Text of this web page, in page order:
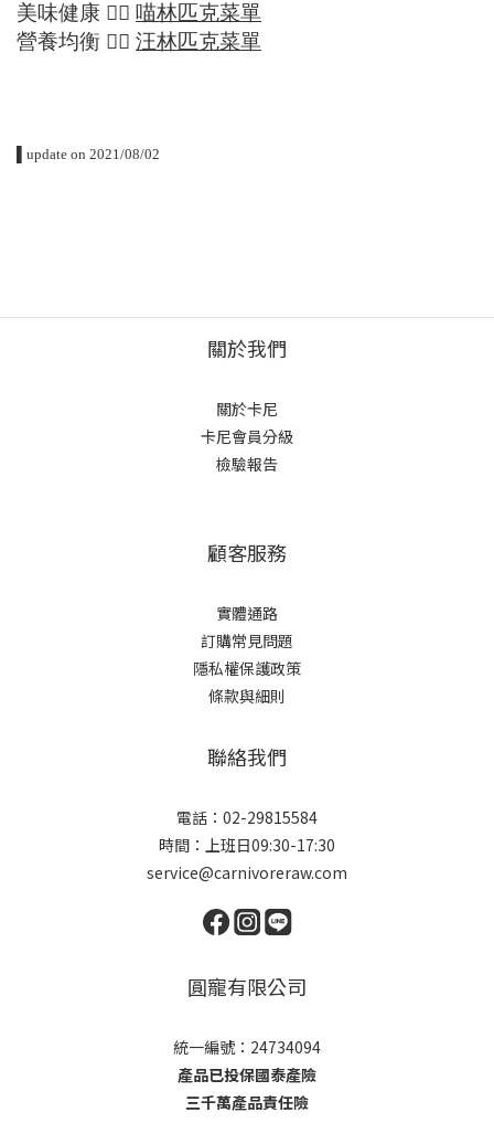
美味健康 👉🏻 喵林匹克菜單
營養均衡 👉🏻 汪林匹克菜單
update on 2021/08/02⠀
關於我們
關於卡尼
卡尼會員分級
檢驗報告
顧客服務
實體通路
訂購常見問題
隱私權保護政策
條款與細則
聯絡我們
電話：02-29815584
時間：上班日09:30-17:30
service@carnivoreraw.com
圓寵有限公司
統一編號：24734094
產品已投保國泰產險
三千萬產品責任險